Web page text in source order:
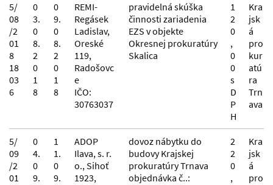
5/
08
/2
01
8
18
03
6
0
3.
0
8.
2
0
1
8
0
9.
0
8.
2
0
1
8
REMI-
Regásek
Ladislav,
Oreské
119,
Radošovc
e
IČO:
30763037
pravidelná skúška
činnosti zariadenia
EZS v objekte
Okresnej prokuratúry
Skalica
1
2
0
,
0
0
s
D
P
H
Kra
jsk
á
pro
kur
atú
ra
Trn
ava
5/
09
/2
01
0
4.
0
9.
1
1.
0
9.
ADOP
Ilava, s. r.
o., Sihoť
1923,
dovoz nábytku do
budovy Krajskej
prokuratúry Trnava
objednávka č..:
2
2
0
,
Kra
jsk
á
pro